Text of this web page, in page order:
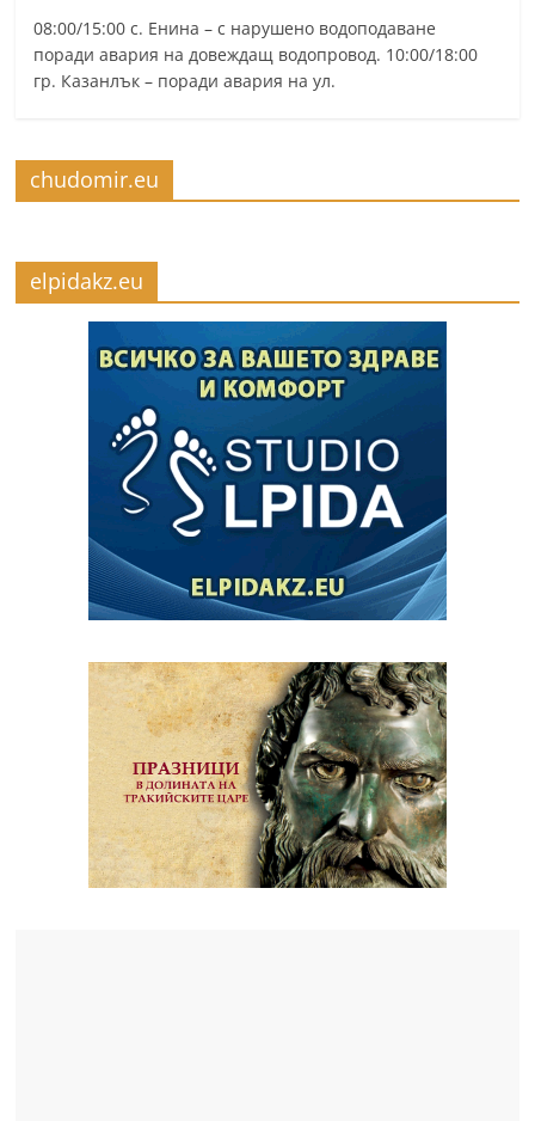
08:00/15:00 с. Енина – с нарушено водоподаване
поради авария на довеждащ водопровод. 10:00/18:00
гр. Казанлък – поради авария на ул.
chudomir.eu
elpidakz.eu